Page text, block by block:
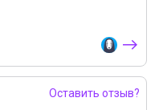
Оставить отзыв?